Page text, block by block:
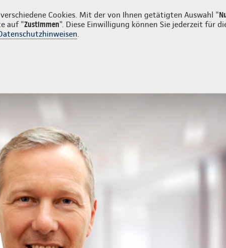
Cookies. Mit der von Ihnen getätigten Auswahl "
auf "Zustimmen". Diese Einwilligung können Sie jederzeit für
.